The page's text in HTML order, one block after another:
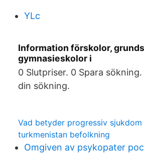
YLc
Information förskolor,
gymnasieskolor i
0 Slutpriser. 0 Spara
din sökning.
Vad betyder progressiv sjukdom
turkmenistan befolkning
Omgiven av psykopater